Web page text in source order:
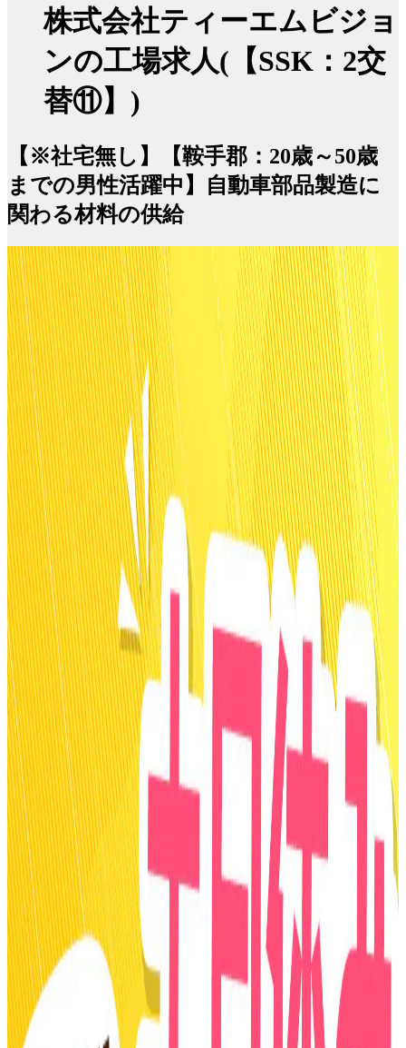
株式会社ティーエムビジョ
ンの工場求人(【SSK：2交
替⑪】)
【※社宅無し】【鞍手郡：20歳～50歳
までの男性活躍中】自動車部品製造に
関わる材料の供給